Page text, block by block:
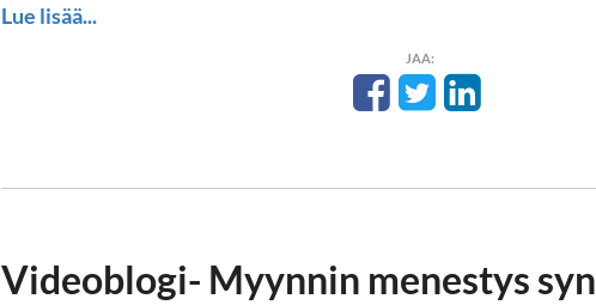
Lue lisää...
JAA:
Videoblogi- Myynnin menestys